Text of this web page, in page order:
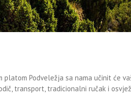
Podveležja sa nama učinit će
transport, tradicionalni ručak i